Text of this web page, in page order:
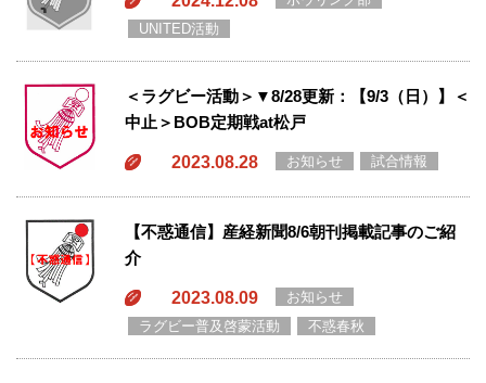
UNITED活動
＜ラグビー活動＞▼8/28更新：【9/3（日）】＜
中止＞BOB定期戦at松戸
2023.08.28 お知らせ 試合情報
【不惑通信】産経新聞8/6朝刊掲載記事のご紹
介
2023.08.09
お知らせ
ラグビー普及啓蒙活動
不惑春秋